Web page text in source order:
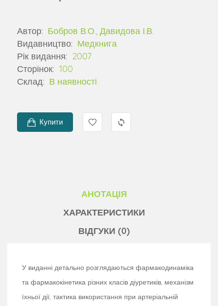
Автор: Бобров В.О., Давидова І.В.
Видавництво: Медкнига
Рік видання: 2007
Сторінок: 100
Склад: В наявності
Купити
АНОТАЦІЯ
ХАРАКТЕРИСТИКИ
ВІДГУКИ (0)
У виданні детально розглядаються фармакодинаміка
та фармакокінетика різних класів діуретиків, механізм
їхньої дії, тактика використання при артеріальній